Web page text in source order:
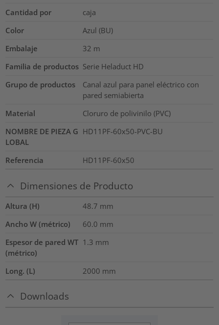
Cantidad por
caja
Color
Azul (BU)
Embalaje
32 m
Familia de productos Serie Heladuct HD
Grupo de productos
Canal azul para panel eléctrico con
pared semiabierta
Material
Cloruro de polivinilo (PVC)
NOMBRE DE PIEZA G
LOBAL
HD11PF-60x50-PVC-BU
Referencia HD11PF-60x50
Dimensiones de Producto
Altura (H) 48.7 mm
Ancho W (métrico)
60.0 mm
Espesor de pared WT
(métrico)
1.3 mm
Long. (L) 2000 mm
Downloads